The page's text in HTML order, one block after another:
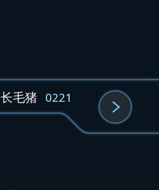
长毛猪 0221